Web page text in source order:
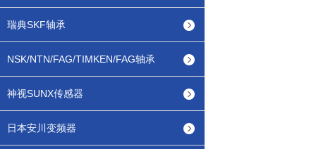
瑞典SKF轴承
NSK/NTN/FAG/TIMKEN/FAG轴承
神视SUNX传感器
日本安川变频器